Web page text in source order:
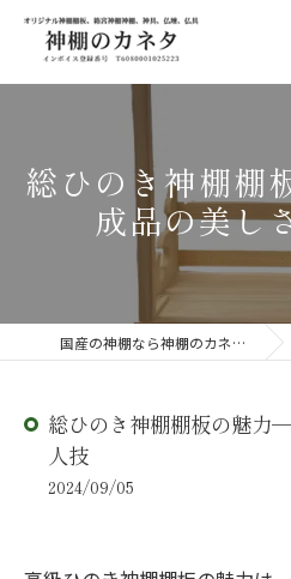
総ひのき神棚
成品の美し
国産の神棚なら神棚のカネタ ～日々のしあわせを感じる物を～
総ひのき神棚棚板の魅
人技
2024/09/05